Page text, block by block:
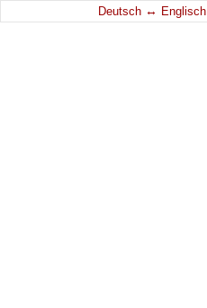
Deutsch ↔ Englisch